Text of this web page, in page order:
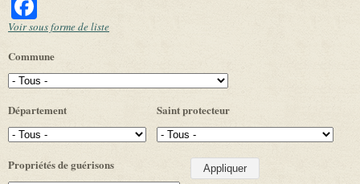
Voir sous forme de liste
Commune
Département Saint protecteur
Propriétés de guérisons